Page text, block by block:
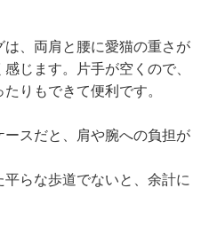
、両肩と腰に愛猫の重さが
じます。片手が空くので、
りもできて便利です。
スだと、肩や腕への負担が
らな歩道でないと、余計に